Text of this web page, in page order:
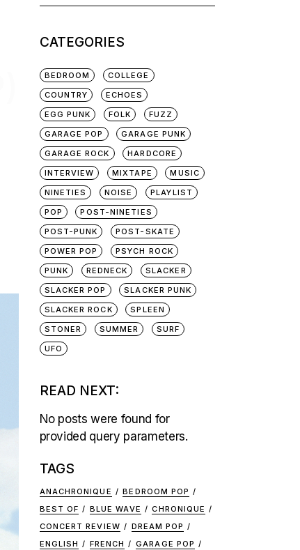
CATEGORIES
BEDROOM
COLLEGE
COUNTRY
ECHOES
EGG PUNK
FOLK
FUZZ
GARAGE POP
GARAGE PUNK
GARAGE ROCK
HARDCORE
INTERVIEW
MIXTAPE
MUSIC
NINETIES
NOISE
PLAYLIST
POP
POST-NINETIES
POST-PUNK
POST-SKATE
POWER POP
PSYCH ROCK
PUNK
REDNECK
SLACKER
SLACKER POP
SLACKER PUNK
SLACKER ROCK
SPLEEN
STONER
SUMMER
SURF
UFO
READ NEXT:
No posts were found for
provided query parameters.
TAGS
ANACHRONIQUE
BEDROOM POP
BEST OF
BLUE WAVE
CHRONIQUE
CONCERT REVIEW
DREAM POP
ENGLISH
FRENCH
GARAGE POP